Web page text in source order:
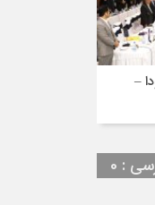
–
: 0